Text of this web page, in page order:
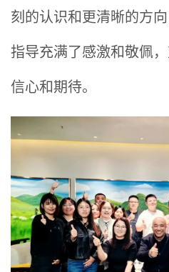
刻的认识和更清晰的方
指导充满了感激和敬佩
信心和期待。